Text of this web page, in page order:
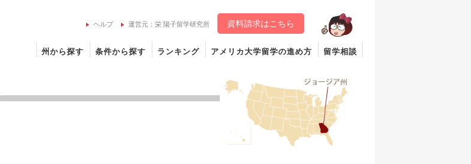
ヘルプ 運営元：栄 陽子留学研究所 資料請求はこちら
州から探す 条件から探す ランキング アメリカ大学留学の進め方 留学相談